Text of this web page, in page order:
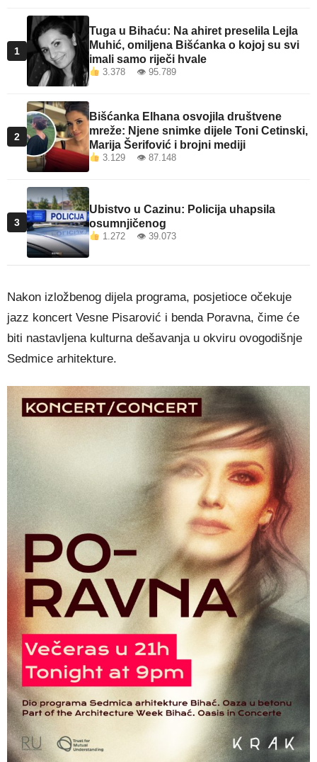
1
Tuga u Bihaću: Na ahiret preselila Lejla
Muhić, omiljena Bišćanka o kojoj su svi
imali samo riječi hvale
3.378 👁 95.789
2
Bišćanka Elhana osvojila društvene
mreže: Njene snimke dijele Toni Cetinski,
Marija Šerifović i brojni mediji
3.129 👁 87.148
3
Ubistvo u Cazinu: Policija uhapsila
osumnjičenog
1.272 👁 39.073
Nakon izložbenog dijela programa, posjetioce očekuje
jazz koncert Vesne Pisarović i benda Poravna, čime će
biti nastavljena kulturna dešavanja u okviru ovogodišnje
Sedmice arhitekture.